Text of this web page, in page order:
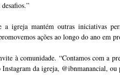
igreja mantém outras iniciativas
ações ao longo do ano em
à comunidade. “Contamos com a
da igreja, @ibnmanancial,